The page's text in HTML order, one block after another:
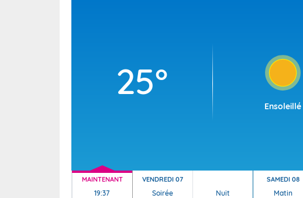
25°
Ensoleillé
MAINTENANT
19:37
VENDREDI 07
Soirée Nuit
SAMEDI 08
Matin